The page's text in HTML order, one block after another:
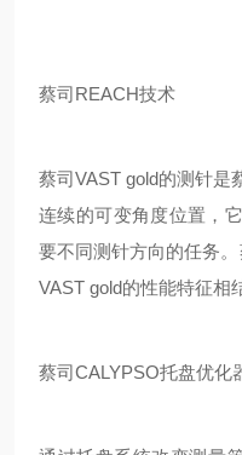
蔡司REACH技术
蔡司VAST gold的测针是
连续的可变角度位置，
要不同测针方向的任务
VAST gold的性能特征相
蔡司CALYPSO托盘优化